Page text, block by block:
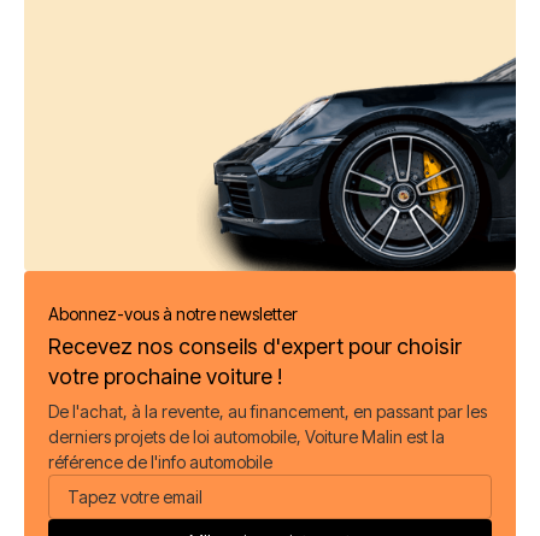
Abonnez-vous à notre newsletter
Recevez nos conseils d'expert pour choisir
votre prochaine voiture !
De l'achat, à la revente, au financement, en passant par les
derniers projets de loi automobile, Voiture Malin est la
référence de l'info automobile